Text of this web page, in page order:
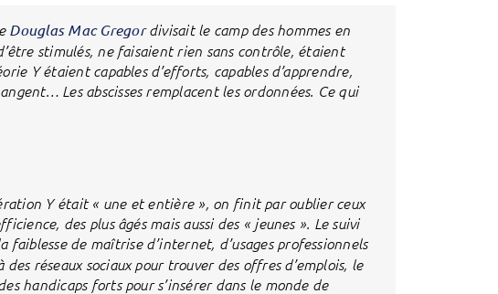
Douglas Mac Gregordivisait le camp des hommes en
stimulés, ne faisaient rien sans contrôle, étaient
Y étaient capables d’efforts, capables d’apprendre,
Les abscisses remplacent les ordonnées. Ce qui
Y était « une et entière », on finit par oublier ceux
des plus âgés mais aussi des « jeunes ». Le suivi
de maîtrise d’internet, d’usages professionnels
réseaux sociaux pour trouver des offres d’emplois, le
handicaps forts pour s’insérer dans le monde de